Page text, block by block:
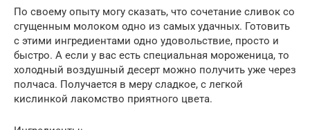
По своему опыту могу сказать, что сочетание сливок со
сгущенным молоком одно из самых удачных. Готовить
с этими ингредиентами одно удовольствие, просто и
быстро. А если у вас есть специальная мороженица, то
холодный воздушный десерт можно получить уже через
полчаса. Получается в меру сладкое, с легкой
кислинкой лакомство приятного цвета.